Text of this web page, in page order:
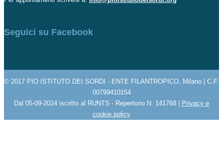
Seguici su Facebook
© 2017 PIO ISTITUTO DEI SORDI - ENTE FILANTROPICO, Milano | C.F.
00799410154
Dal 05-09-2024 iscritto al RUNTS - Repertorio N. 141768 | Privacy e
cookie policy